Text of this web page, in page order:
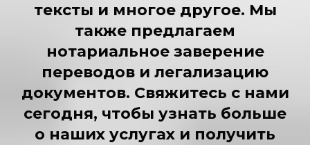
тексты и многое другое. Мы
также предлагаем
нотариальное заверение
переводов и легализацию
документов. Свяжитесь с нами
сегодня, чтобы узнать больше
о наших услугах и получить